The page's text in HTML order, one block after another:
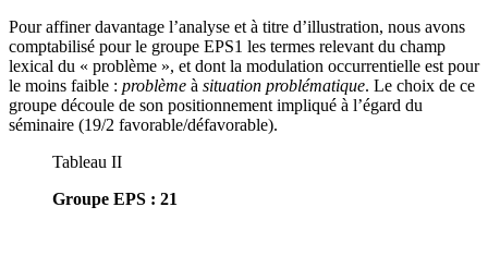
Pour affiner davantage l’analyse et à titre d’illustration, nous avons
comptabilisé pour le groupe EPS1 les termes relevant du champ
lexical du « problème », et dont la modulation occurrentielle est pour
le moins faible : problème à situation problématique. Le choix de ce
groupe découle de son positionnement impliqué à l’égard du
séminaire (19/2 favorable/défavorable).
Tableau II
Groupe EPS : 21